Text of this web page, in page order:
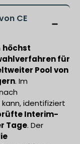
CE
höchst
für
Pool von
. Im
identifiziert
Interim-
Tage. Der